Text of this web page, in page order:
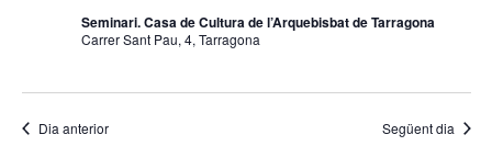
Seminari. Casa de Cultura de l’Arquebisbat de Tarragona
Carrer Sant Pau, 4, Tarragona
Dia anterior Següent dia